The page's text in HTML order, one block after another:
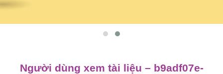
Người dùng xem tài liệu – b9adf07e-